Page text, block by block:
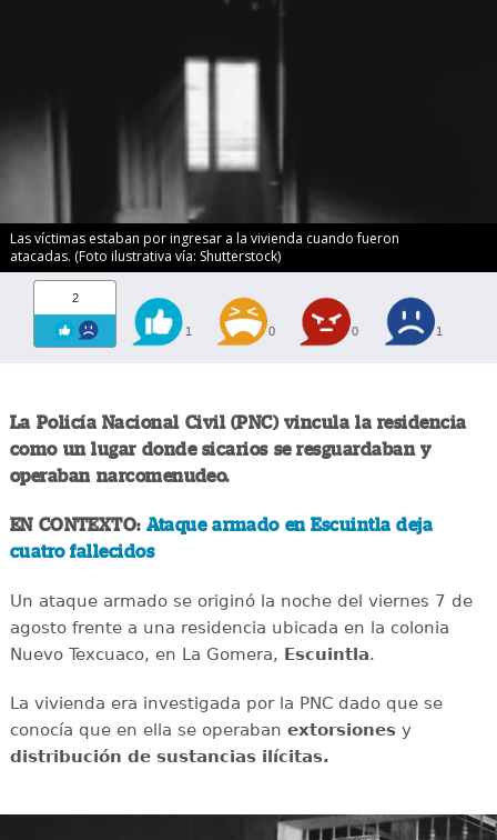
Las víctimas estaban por ingresar a la vivienda cuando fueron
atacadas. (Foto ilustrativa vía: Shutterstock)
2
1 0 0 1
La Policía Nacional Civil (PNC) vincula la residencia
como un lugar donde sicarios se resguardaban y
operaban narcomenudeo.
EN CONTEXTO: Ataque armado en Escuintla deja
cuatro fallecidos
Un ataque armado se originó la noche del viernes 7 de
agosto frente a una residencia ubicada en la colonia
Nuevo Texcuaco, en La Gomera, Escuintla.
La vivienda era investigada por la PNC dado que se
conocía que en ella se operaban extorsionesy
distribución de sustancias ilícitas.